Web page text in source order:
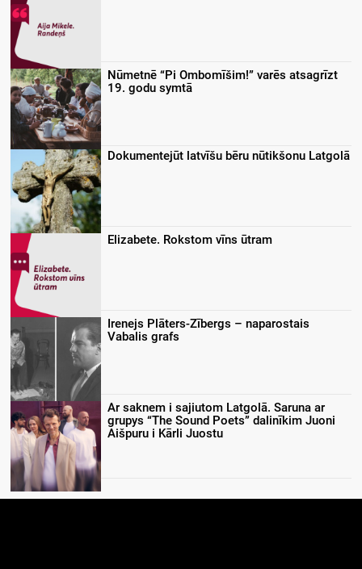
Nūmetnē “Pi Ombomīšim!” varēs atsagrīzt
19. godu symtā
Dokumentejūt latvīšu bēru nūtikšonu Latgolā
Elizabete. Rokstom vīns ūtram
Irenejs Plāters-Zībergs – naparostais
Vabalis grafs
Ar saknem i sajiutom Latgolā. Saruna ar
grupys “The Sound Poets” dalinīkim Juoni
Aišpuru i Kārli Juostu